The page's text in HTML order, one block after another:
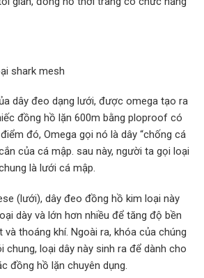
dây đeo dạng lưới, được omega tạo ra
đồng hồ lặn 600m bằng ploproof có
đó, Omega gọi nó là dây “chống cá
của cá mập. sau này, người ta gọi loại
là lưới cá mập.
(lưới), dây đeo đồng hồ kim loại này
dày và lớn hơn nhiều để tăng độ bền
và thoáng khí. Ngoài ra, khóa của chúng
chung, loại dây này sinh ra để dành cho
đồng hồ lặn chuyên dụng.